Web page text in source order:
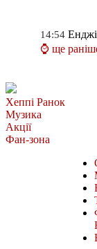
14:54
⌚ ще
Хеппі Ранок
Музика
Акції
Фан-зона